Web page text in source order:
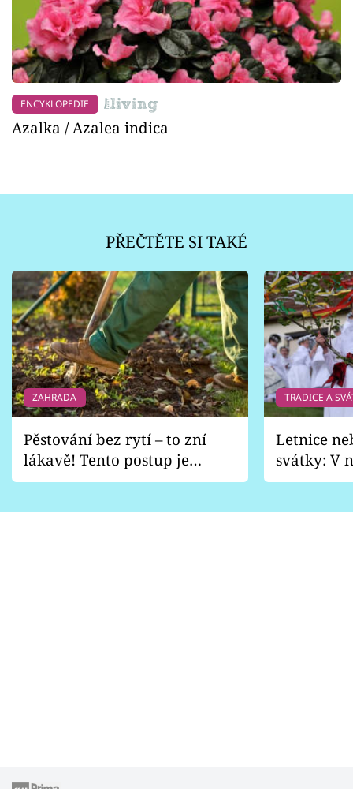
ENCYKLOPEDIE
Azalka / Azalea indica
PŘEČTĚTE SI TAKÉ
ZAHRADA
Pěstování bez rytí – to zní
lákavě! Tento postup je
vhodný jen pro některé
TRADICE A
Letnice
svátky: V
pondělí